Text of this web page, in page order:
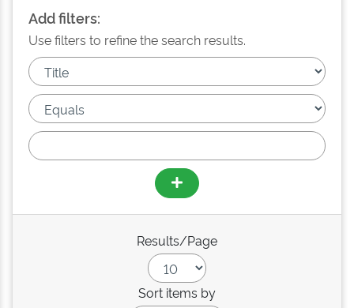
Add filters:
Use filters to refine the search results.
Results/Page
Sort items by